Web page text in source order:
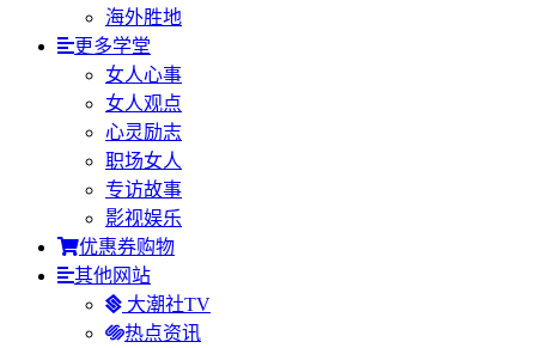
海外胜地
更多学堂
女人心事
女人观点
心灵励志
职场女人
专访故事
影视娱乐
优惠券购物
其他网站
大潮社TV
热点资讯